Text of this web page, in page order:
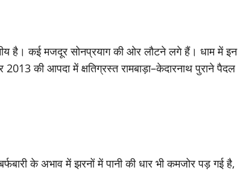
है। कई मजदूर सोनप्रयाग की ओर लौटने लगे हैं। धाम में इन
की आपदा में क्षतिग्रस्त रामबाड़ा–केदारनाथ पुराने पैदल
के अभाव में झरनों में पानी की धार भी कमजोर पड़ गई है,